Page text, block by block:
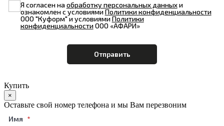
Я согласен наобработку персональных данныхи
ознакомлен с условиямиПолитики конфиденциальности
ООО "Куформ" и условиямиПолитики
конфиденциальностиООО «АФАРИ»
Купить
×
Оставьте свой номер телефона и мы Вам перезвоним
Имя